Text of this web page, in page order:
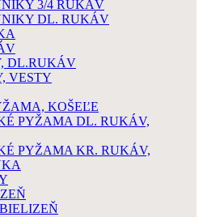
3/4 RUKÁV
DL. RUKÁV
DL.RUKÁV
VESTY
KOŠEĽE
PYŽAMA DL. RUKÁV,
PYŽAMA KR. RUKÁV,